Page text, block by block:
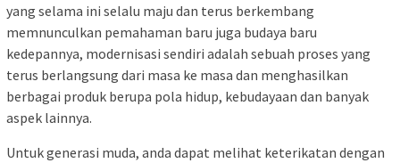
yang selama ini selalu maju dan terus berkembang
memnunculkan pemahaman baru juga budaya baru
kedepannya, modernisasi sendiri adalah sebuah proses yang
terus berlangsung dari masa ke masa dan menghasilkan
berbagai produk berupa pola hidup, kebudayaan dan banyak
aspek lainnya.
Untuk generasi muda, anda dapat melihat keterikatan dengan